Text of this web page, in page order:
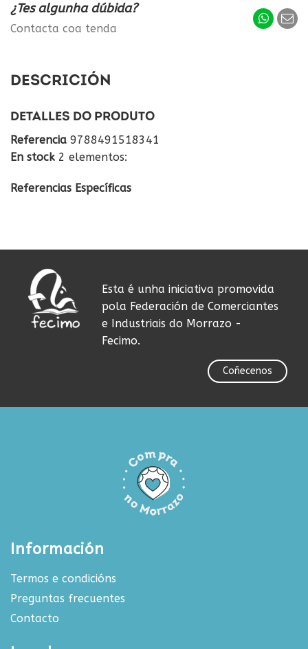
¿Tes algunha dúbida?
Contacta coa tenda
DESCRICIÓN
DETALLES DO PRODUTO
Referencia 9788491518341
En stock 2 elementos:
Referencias Específicas
Esta é unha iniciativa promovida
pola Federación de Comerciantes
e Industriais do Morrazo -
Fecimo.
Coñecenos
Información
Termos e condicións
Preguntas frecuentes
Contacto